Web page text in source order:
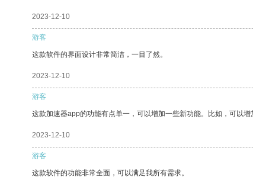
2023-12-10
游客
这款软件的界面设计非常简洁，一目了然。
2023-12-10
游客
这款加速器app的功能有点单一，可以增加一些新功能。比如，可以
2023-12-10
游客
这款软件的功能非常全面，可以满足我所有需求。